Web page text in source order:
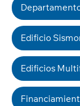
Edificio
Edificios